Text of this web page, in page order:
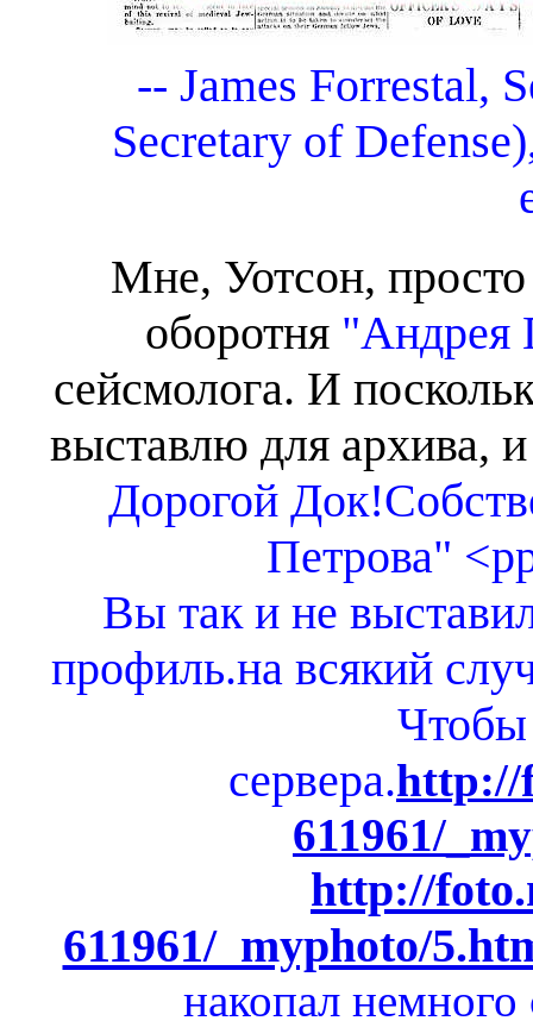
-- James Forrestal,
Secretary of
Мне, Уотсон, просто
оборотня "Андрея
сейсмолога. И
выставлю для архива,
Дорогой Док!
Петрова"
Вы так и не
профиль.на всякий
Чтобы
сервера.http://
611961/
http://
611961/_myphoto/
накопал